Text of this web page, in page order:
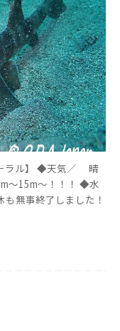
ラル】 ◆天気／ 晴
15m～！！！ ◆水
事終了しました！